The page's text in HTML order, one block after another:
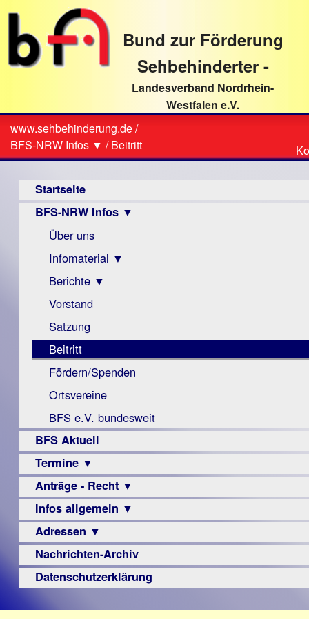
direkt
Textinhalt
Bund zur Förderung
Sehbehinderter -
Landesverband Nordrhein-
Westfalen e.V.
Sie
sind
hier
www.sehbehinderung.de/
BFS-NRW Infos ▼ /Beitritt
Startseite
BFS-NRW Infos ▼
Über uns
Infomaterial ▼
Visus
Zeitschrift
Monokular
Mac
Instagram-
Links
Berichte ▼
Archiv
Berichte
Vorstand
Satzung
Beitritt
Fördern/Spenden
Ortsvereine
BFS e.V. bundesweit
BFS Aktuell
Termine ▼
Veranstaltungsprogramme
Anträge - Recht ▼
Archiv
Urteile
Infos allgemein ▼
Sehbehinderung
Frühförderung
Schule
–
Adressen ▼
Augenoptiker
Berufsbildungswerke
Nachrichten-Archiv
Datenschutzerklärung